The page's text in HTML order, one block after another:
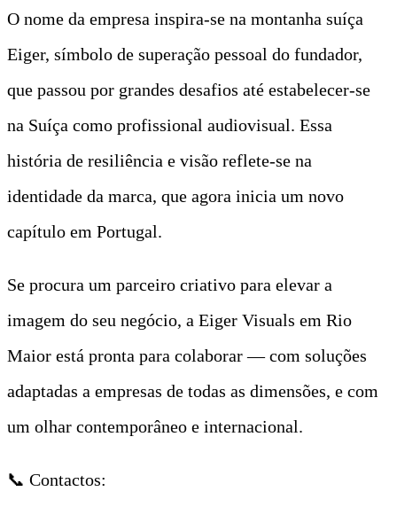
O nome da empresa inspira-se na montanha suíça
Eiger, símbolo de superação pessoal do fundador,
que passou por grandes desafios até estabelecer-se
na Suíça como profissional audiovisual. Essa
história de resiliência e visão reflete-se na
identidade da marca, que agora inicia um novo
capítulo em Portugal.
Se procura um parceiro criativo para elevar a
imagem do seu negócio, a Eiger Visuals em Rio
Maior está pronta para colaborar — com soluções
adaptadas a empresas de todas as dimensões, e com
um olhar contemporâneo e internacional.
📞 Contactos: